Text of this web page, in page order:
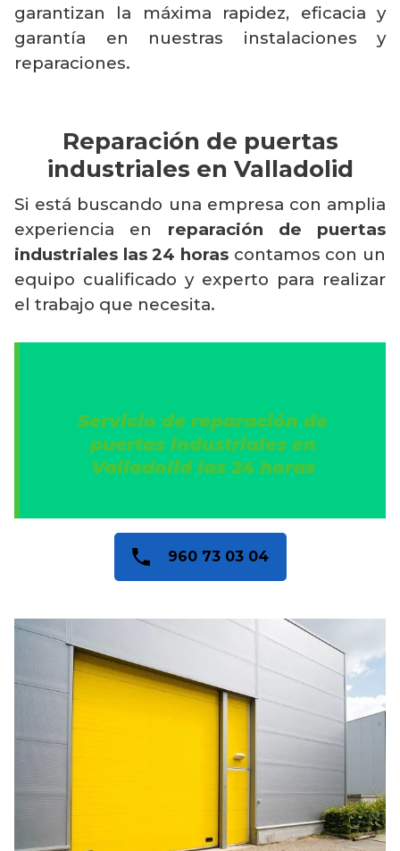
garantizan la máxima rapidez, eficacia y
garantía en nuestras instalaciones y
reparaciones.
Reparación de puertas
industriales en Valladolid
Si está buscando una empresa con amplia
experiencia en reparación de puertas
industriales las 24 horas contamos con un
equipo cualificado y experto para realizar
el trabajo que necesita.
Servicio de reparación de
puertas industriales en
Valladolid las 24 horas
960 73 03 04